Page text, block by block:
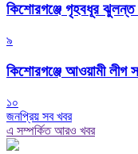
কিশোরগঞ্জে গৃহবধূর ঝুলন্ত
৯
কিশোরগঞ্জে আওয়ামী লীগ
১০
জনপ্রিয় সব খবর
এ সম্পর্কিত আরও খবর